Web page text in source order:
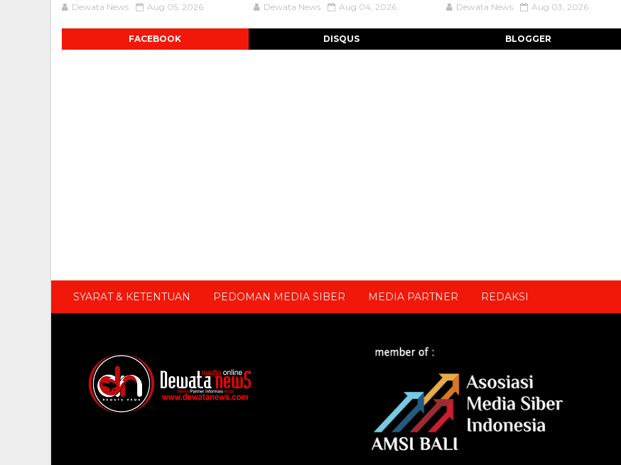
Dewata News Aug 05, 2026 Dewata News Aug 04, 2026 Dewata News Aug 03, 2026
FACEBOOK DISQUS BLOGGER
SYARAT & KETENTUAN PEDOMAN MEDIA SIBER MEDIA PARTNER REDAKSI